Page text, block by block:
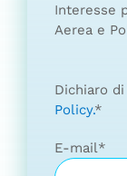
Interesse
Aerea e
Dichiaro
Policy.*
E-mail*